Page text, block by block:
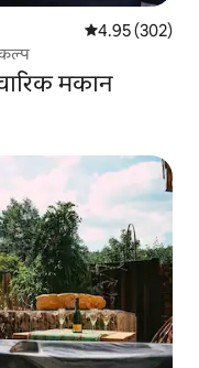
औसत रेटिंग 5 में से
4.95 (302)
मकान